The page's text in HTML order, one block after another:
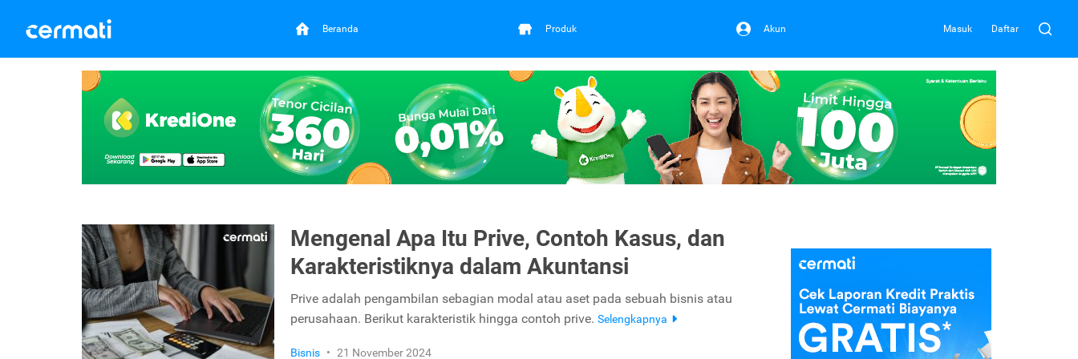
Beranda Produk Akun Masuk Daftar
Mengenal Apa Itu Prive, Contoh Kasus, dan
Karakteristiknya dalam Akuntansi
Prive adalah pengambilan sebagian modal atau aset pada sebuah bisnis atau
perusahaan. Berikut karakteristik hingga contoh prive. Selengkapnya
Bisnis • 21 November 2024